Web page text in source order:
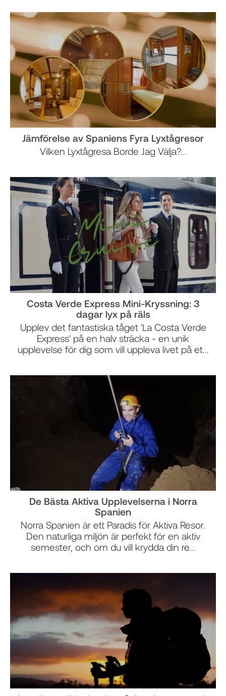
Jämförelse av Spaniens Fyra Lyxtågresor
Vilken Lyxtågresa Borde Jag Välja?...
Costa Verde Express Mini-Kryssning: 3
dagar lyx på räls
Upplev det fantastiska tåget 'La Costa Verde
Express' på en halv sträcka - en unik
upplevelse för dig som vill uppleva livet på et...
De Bästa Aktiva Upplevelserna i Norra
Spanien
Norra Spanien är ett Paradis för Aktiva Resor.
Den naturliga miljön är perfekt för en aktiv
semester, och om du vill krydda din re...